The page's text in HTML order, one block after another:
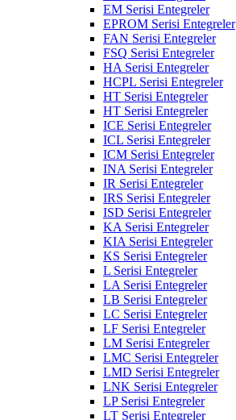
EM Serisi Entegreler
EPROM Serisi Entegreler
FAN Serisi Entegreler
FSQ Serisi Entegreler
HA Serisi Entegreler
HCPL Serisi Entegreler
HT Serisi Entegreler
HT Serisi Entegreler
ICE Serisi Entegreler
ICL Serisi Entegreler
ICM Serisi Entegreler
INA Serisi Entegreler
IR Serisi Entegreler
IRS Serisi Entegreler
ISD Serisi Entegreler
KA Serisi Entegreler
KIA Serisi Entegreler
KS Serisi Entegreler
L Serisi Entegreler
LA Serisi Entegreler
LB Serisi Entegreler
LC Serisi Entegreler
LF Serisi Entegreler
LM Serisi Entegreler
LMC Serisi Entegreler
LMD Serisi Entegreler
LNK Serisi Entegreler
LP Serisi Entegreler
LT Serisi Entegreler